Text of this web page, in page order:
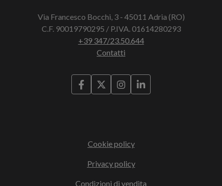
Via Francesco Bocchi, 3 - 45011 Adria (RO)
C.F. 90019790295 / P.IVA. 01614280293
+39 347/23.50.644
Contatti
Cookie policy
Privacy policy
Condizioni di vendita